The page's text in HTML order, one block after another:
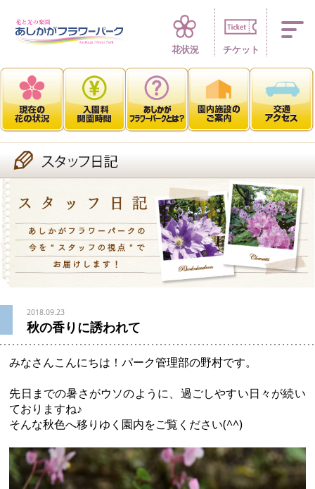
四季折々 花の
花状況 チケット
2018.09.23
秋の香りに誘われて
みなさんこんにちは！パーク管理部の野村です。
先日までの暑さがウソのように、過ごしやすい日々が続い
ておりますね♪
そんな秋色へ移りゆく園内をご覧ください(^^)